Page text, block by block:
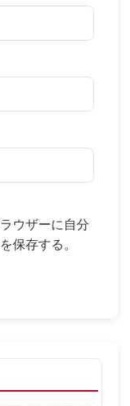
ウザーに自分
保存する。